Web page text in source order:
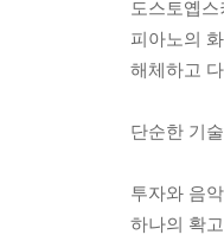
도스토옙
피아노의
해체하고
단순한 기
투자와 음
하나의 확